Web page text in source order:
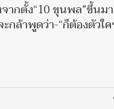
ากตั้ง“10 ขุนพล”ขึ้นม
ล้าพูดว่า-“ก็ต้องตัวใ